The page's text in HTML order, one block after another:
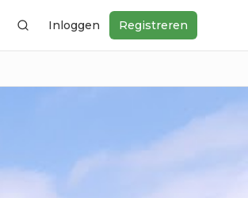
ZoekenInloggen Registreren